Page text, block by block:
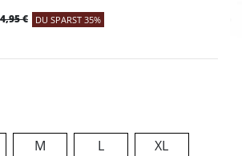
€ DU SPARST 35%
M L
XL